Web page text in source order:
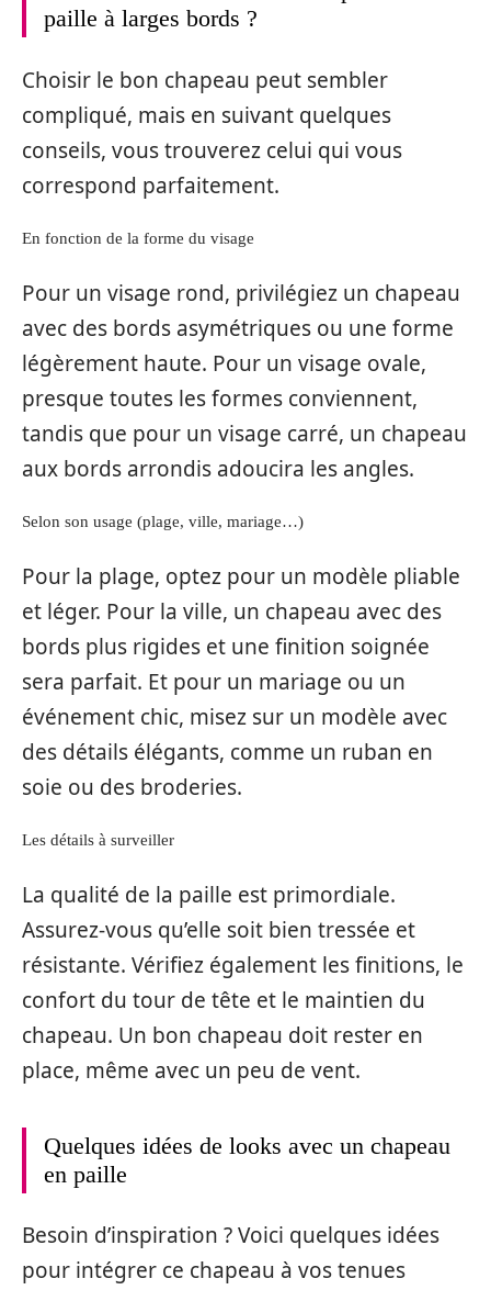
paille à larges bords ?
Choisir le bon chapeau peut sembler
compliqué, mais en suivant quelques
conseils, vous trouverez celui qui vous
correspond parfaitement.
En fonction de la forme du visage
Pour un visage rond, privilégiez un chapeau
avec des bords asymétriques ou une forme
légèrement haute. Pour un visage ovale,
presque toutes les formes conviennent,
tandis que pour un visage carré, un chapeau
aux bords arrondis adoucira les angles.
Selon son usage (plage, ville, mariage…)
Pour la plage, optez pour un modèle pliable
et léger. Pour la ville, un chapeau avec des
bords plus rigides et une finition soignée
sera parfait. Et pour un mariage ou un
événement chic, misez sur un modèle avec
des détails élégants, comme un ruban en
soie ou des broderies.
Les détails à surveiller
La qualité de la paille est primordiale.
Assurez-vous qu’elle soit bien tressée et
résistante. Vérifiez également les finitions, le
confort du tour de tête et le maintien du
chapeau. Un bon chapeau doit rester en
place, même avec un peu de vent.
Quelques idées de looks avec un chapeau
en paille
Besoin d’inspiration ? Voici quelques idées
pour intégrer ce chapeau à vos tenues